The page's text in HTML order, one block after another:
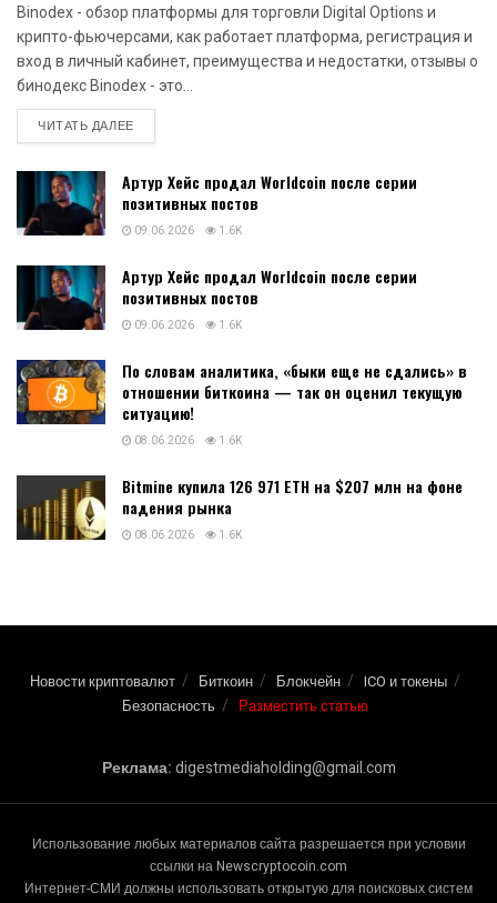
Binodex - обзор платформы для торговли Digital Options и
крипто-фьючерсами, как работает платформа, регистрация и
вход в личный кабинет, преимущества и недостатки, отзывы о
бинодекс Binodex - это...
ЧИТАТЬ ДАЛЕЕDETAILS
Артур Хейс продал Worldcoin после серии
позитивных постов
09.06.2026 1.6K
Артур Хейс продал Worldcoin после серии
позитивных постов
09.06.2026 1.6K
По словам аналитика, «быки еще не сдались» в
отношении биткоина — так он оценил текущую
ситуацию!
08.06.2026 1.6K
Bitmine купила 126 971 ETH на $207 млн на фоне
падения рынка
08.06.2026 1.6K
Новости криптовалют Биткоин Блокчейн
ICO и токены
Безопасность
Разместить статью
Реклама:digestmediaholding@gmail.com
Использование любых материалов сайта разрешается при условии
ссылки на Newscryptocoin.com
Интернет-СМИ должны использовать открытую для поисковых систем